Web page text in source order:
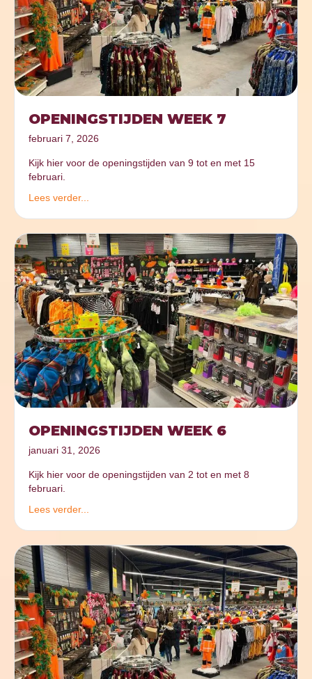
OPENINGSTIJDEN WEEK 7
februari 7, 2026
Kijk hier voor de openingstijden van 9 tot en met 15
februari.
Lees verder...
OPENINGSTIJDEN WEEK 6
januari 31, 2026
Kijk hier voor de openingstijden van 2 tot en met 8
februari.
Lees verder...